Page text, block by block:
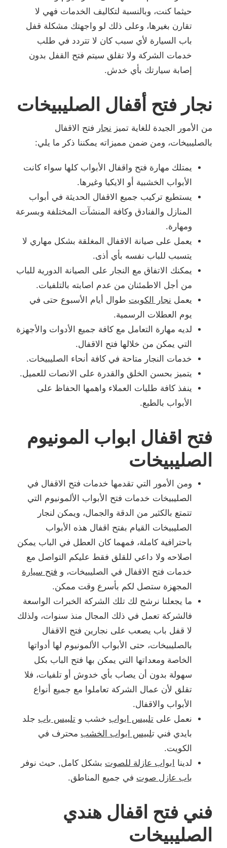
حيثما كنت، وبالنسبة لتكاليف الخدمات فهي لا
تقارن بغيرها، وعلى ذلك لو واجهتك مشكلة قفل
باب السيارة لأي سبب كان لا تتردد في طلب
خدمات الشركة ولا تقلق سيتم فتح القفل بدون
إصابة سيارتك بأي خدش.
نجار فتح أقفال الصليبيخات
من الأمور الجيدة للغاية تميز نجار فتح الاقفال
بالصليبيخات، ومن ضمن مميزاته يمكننا ذكر ما يلي:
يمتلك مهارة فتح واقفال الأبواب كلها سواء كانت
الأبواب الخشبية أو الايكيا وغيرها.
يستطيع تركيب جميع الاقفال الحديثة في أبواب
المنازل والفنادق وكافة المنشآت المختلفة وبسرعة
ومهارة.
يعمل على صيانة الاقفال المغلقة بشكل مهاري لا
يتسبب للباب نفسه بأي أذى.
يمكنك الاتفاق مع النجار على الصيانة الدورية للباب
من أجل الاطمئنان من عدم اصابته بالتلفيات.
يعمل نجار الكويت طوال أيام الأسبوع حتى في
يوم العطلات الرسمية.
لديه مهارة التعامل مع كافة جميع الأدوات والأجهزة
التي يمكن من خلالها فتح الاقفال.
خدمات النجار متاحة في كافة أنحاء الصليبيخات.
يتميز بحسن الخلق والقدرة على الانصات للعميل.
ينفذ كافة طلبات العملاء واهمها الحفاظ على
الأبواب بالطبع.
فتح اقفال ابواب المونيوم
الصليبيخات
ومن الأمور التي تقدمها خدمات فتح الاقفال في
الصليبيخات خدمات فتح الأبواب الألمونيوم التي
تتمتع بالكثير من الدقة والجمال، ويمكن لنجار
الصليبيخات القيام بفتح اقفال هذه الأبواب
باحترافية كاملة، فمهما كان العطل في الباب يمكن
اصلاحه ولا داعي للقلق فقط عليكم التواصل مع
خدمات فتح الاقفال في الصليبيخات، و فتح سيارة
المجهزة ستصل لكم بأسرع وقت ممكن.
ما يجعلنا نرشح لك تلك الشركة الخبرات الواسعة
فالشركة تعمل في ذلك المجال منذ سنوات، ولذلك
لا قفل باب يصعب على نجارين فتح الاقفال
بالصليبيخات، حتى الأبواب الألمونيوم لها أدواتها
الخاصة ومعداتها التي يمكن بها فتح الباب بكل
سهولة بدون أن يصاب بأي خدوش أو تلفيات، فلا
تقلق لأن عمال الشركة تعاملوا مع جميع أنواع
الأبواب والاقفال.
نعمل على تلبيس ابواب خشب و تلبيس باب جلد
بايدي فني تلبيس ابواب الخشب محترف في
الكويت.
لدينا
ابواب عازلة للصوت بشكل كامل, حيث نوفر
باب عازل صوت في جميع المناطق.
فني فتح اقفال هندي
الصليبيخات